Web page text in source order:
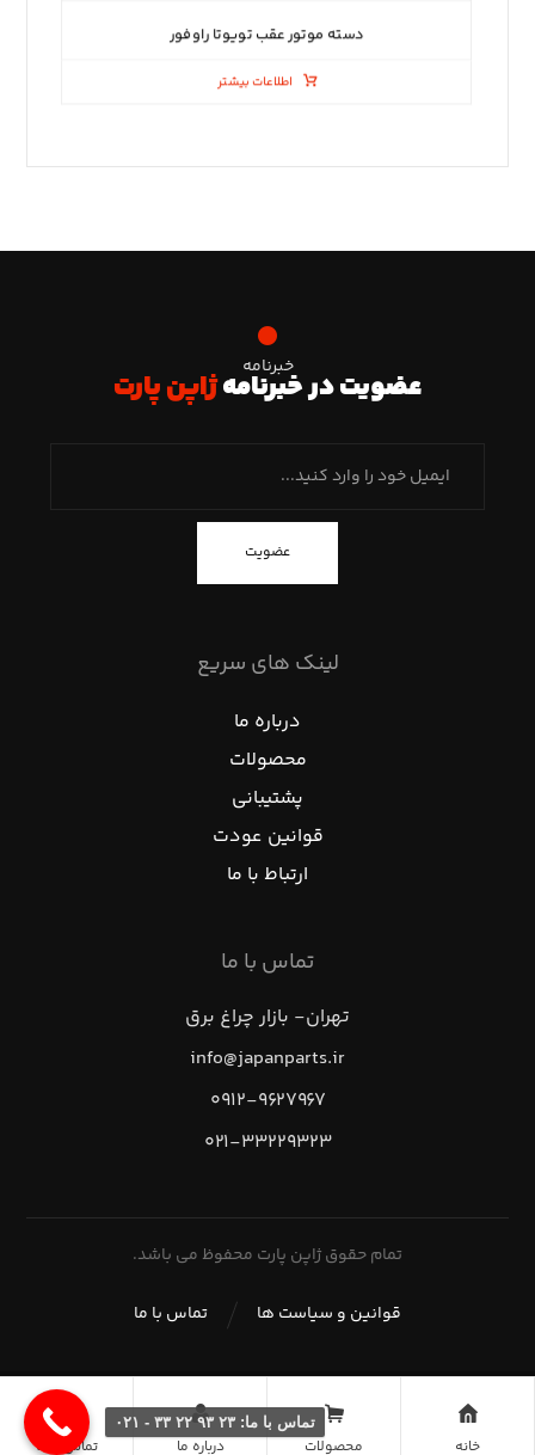
دسته موتور عقب تویوتا راوفور
اطلاعات بیشتر
خبرنامه
عضویت در خبرنامهژاپن پارت
عضویت
لینک های سریع
درباره ما
محصولات
پشتیبانی
قوانین عودت
ارتباط با ما
تماس با ما
تهران- بازار چراغ برق
info@japanparts.ir
۰۹۱۲-۹۶۲۷۹۶۷
۰۲۱-۳۳۲۲۹۳۲۳
تمام حقوق ژاپن پارت محفوظ می باشد.
تماس با ما قوانین و سیاست ها
خانه محصولات درباره ما تماس با ما
تماس با ما: ۲۳ ۹۳ ۲۲ ۳۳ - ۰۲۱